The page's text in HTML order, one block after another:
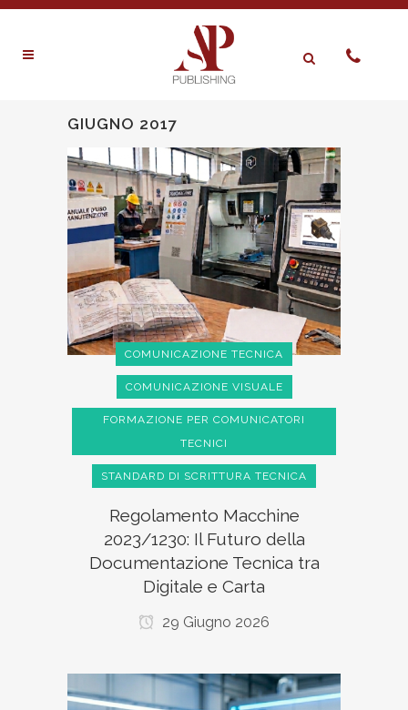
GIUGNO 2017
COMUNICAZIONE TECNICA
COMUNICAZIONE VISUALE
FORMAZIONE PER COMUNICATORI
TECNICI
STANDARD DI SCRITTURA TECNICA
Regolamento Macchine
2023/1230: Il Futuro della
Documentazione Tecnica tra
Digitale e Carta
29 Giugno 2026